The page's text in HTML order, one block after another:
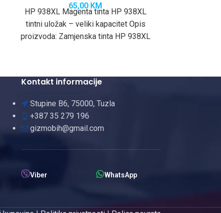
65,00 KM
HP 938XL Magenta tinta HP 938XL
tintni uložak – veliki kapacitet Opis
proizvoda: Zamjenska tinta HP 938XL
Kontakt informacije
Stupine B6, 75000, Tuzla
+387 35 279 196
gizmobih@gmail.com
Viber WhatsApp